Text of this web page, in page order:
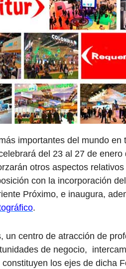
importantes del mundo
del 23 al 27 de
otros aspectos
con la incorporación
Próximo, e inaugura,
.
un centro de atracción de
de negocio,
los ejes de dicha